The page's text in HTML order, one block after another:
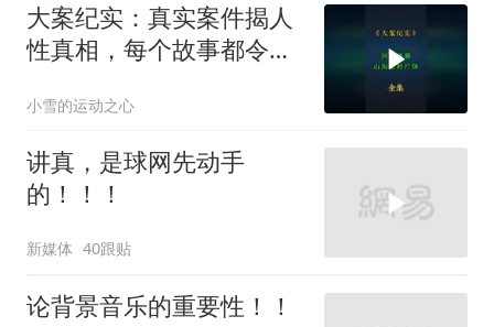
大案纪实：真实案件揭人
性真相，每个故事都令人
小雪的运动之心
讲真，是球网先动手
的！！！
新媒体 40跟贴
论背景音乐的重要性！！